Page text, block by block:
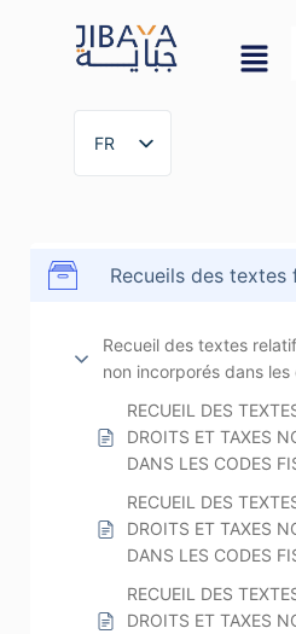
FR
FR
Recueils des textes
Recueil des textes
non incorporés dans
RECUEIL DES
DROITS ET TAXES
DANS LES CODES
RECUEIL DES
DROITS ET TAXES
DANS LES CODES
RECUEIL DES
DROITS ET TAXES